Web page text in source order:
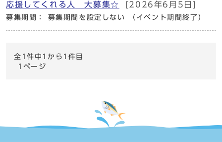
応援してくれる人 大募集☆
[2026年6月5日]
募集期間： 募集期間を設定しない （イベント期間終了）
全1件中1から1件目
1ページ